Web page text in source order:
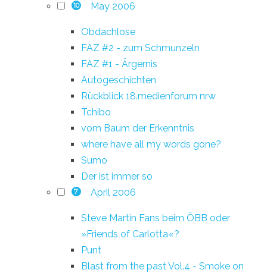
10 May 2006
Obdachlose
FAZ #2 - zum Schmunzeln
FAZ #1 - Ärgernis
Autogeschichten
Rückblick 18.medienforum nrw
Tchibo
vom Baum der Erkenntnis
where have all my words gone?
Sumo
Der ist immer so
7 April 2006
Steve Martin Fans beim ÖBB oder
»Friends of Carlotta«?
Punt
Blast from the past Vol.4 - Smoke on